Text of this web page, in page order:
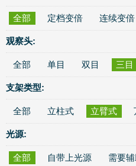
全部 定档变倍 连续变倍
观察头:
全部 单目 双目 三目
支架类型:
全部 立柱式 立臂式
光源:
全部 自带上光源 需要